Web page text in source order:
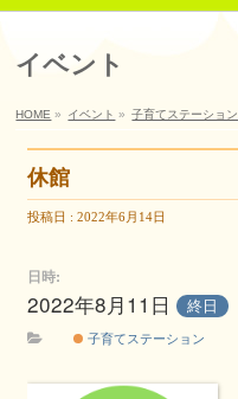
イベント
HOME » イベント » 子育てステーション
休館
投稿日 : 2022年6月14日
日時:
2022年8月11日 終日
子育てステーション